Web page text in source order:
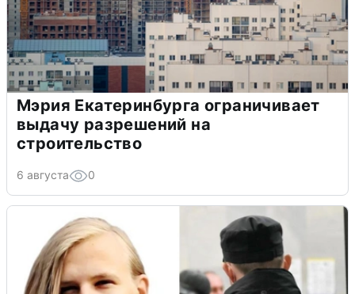
Мэрия Екатеринбурга ограничивает
выдачу разрешений на
строительство
6 августа 0